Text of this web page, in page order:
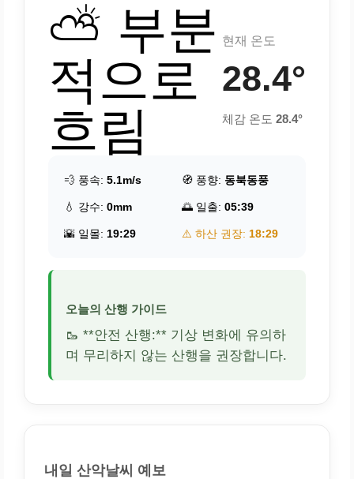
⛅ 부분
적으로
흐림
현재 온도
28.4°
체감 온도 28.4°
💨 풍속: 5.1m/s 🧭 풍향: 동북동풍
💧 강수: 0mm 🌅 일출: 05:39
🌇 일몰: 19:29 ⚠️ 하산 권장: 18:29
오늘의 산행 가이드
🥾 **안전 산행:** 기상 변화에 유의하
며 무리하지 않는 산행을 권장합니다.
내일 산악날씨 예보